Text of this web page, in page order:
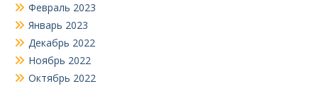
Февраль 2023
Январь 2023
Декабрь 2022
Ноябрь 2022
Октябрь 2022